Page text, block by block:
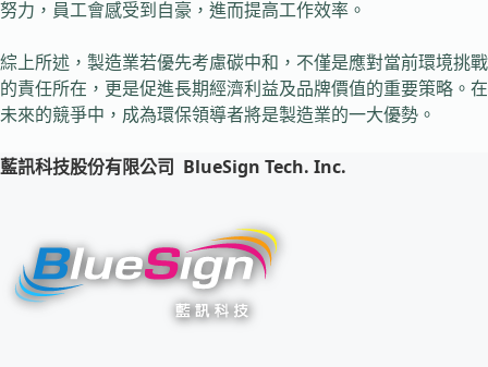
努力，員工會感受到自豪，進而提高工作效率。
綜上所述，製造業若優先考慮碳中和，不僅是應對當前環境挑戰
的責任所在，更是促進長期經濟利益及品牌價值的重要策略。在
未來的競爭中，成為環保領導者將是製造業的一大優勢。
藍訊科技股份有限公司 BlueSign Tech. Inc.